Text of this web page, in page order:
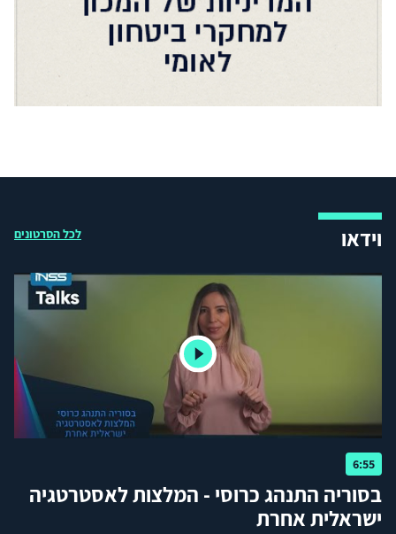
וידאו לכל הסרטונים
6:55
בסוריה התנהג כרוסי - המלצות לאסטרטגיה
ישראלית אחרת